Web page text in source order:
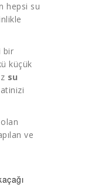
hepsi su
bir
küçük
su
ve